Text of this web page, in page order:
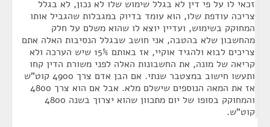
זכאי לו על פי דין לא בגלל שימוש שלו לא נכון, לא בגלל
צריכה עודפת שלו, הוא עומד בדיוק במגבלות שהגביל אותו
המחוקק בשימוש, ועדיין יוצא לו שהוא משלם על חלק
מהחשבון שלא בהטבה, אני חושב שבגלל הנסיבות האלה אתם
צריכים לבוא ולהגיד אוקיי, אז באותם 15% שיש הערכה ולא
קריאה של מונה, את החשבונות האלה לפני משורת הדין קחו
ותעשו חישוב במצטבר שנתי. אם הבן אדם צרך 4900 קוט”ש
אז את המאה הנוספים שישלם מלא. אבל אם הוא צרך 4800
והמחוקק בסופו של יום מתכוון שהוא יצרוך בשנה 4800
קוט”ש.